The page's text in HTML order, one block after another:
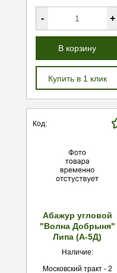
- +
В корзину
Купить в 1 клик
Код:
Абажур угловой
"Волна Добрыня"
Липа (А-5Д)
Наличие:
Московский тракт - 2